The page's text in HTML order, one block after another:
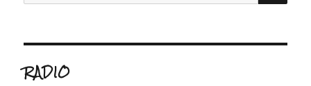
pour :
RADIO